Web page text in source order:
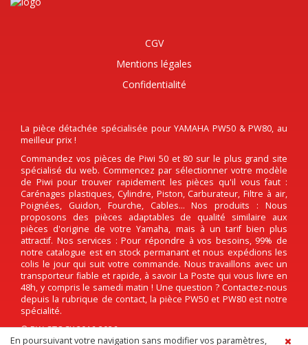
CGV
Mentions légales
Confidentialité
La pièce détachée spécialisée pour YAMAHA PW50 & PW80, au
meilleur prix !
Commandez vos pièces de Piwi 50 et 80 sur le plus grand site
spécialisé du web. Commencez par sélectionner votre modèle
de Piwi pour trouver rapidement les pièces qu'il vous faut :
Carénages plastiques, Cylindre, Piston, Carburateur, Filtre à air,
Poignées, Guidon, Fourche, Cables... Nos produits : Nous
proposons des pièces adaptables de qualité similaire aux
pièces d'origine de votre Yamaha, mais à un tarif bien plus
attractif. Nos services : Pour répondre à vos besoins, 99% de
notre catalogue est en stock permanant et nous expédions les
colis le jour qui suit votre commande. Nous travaillons avec un
transporteur fiable et rapide, à savoir La Poste qui vous livre en
48h, y compris le samedi matin ! Une question ? Contactez-nous
depuis la rubrique de contact, la pièce PW50 et PW80 est notre
spécialité.
© PW-STOCK 2016-2026
En poursuivant votre navigation sans modifier vos paramètres,